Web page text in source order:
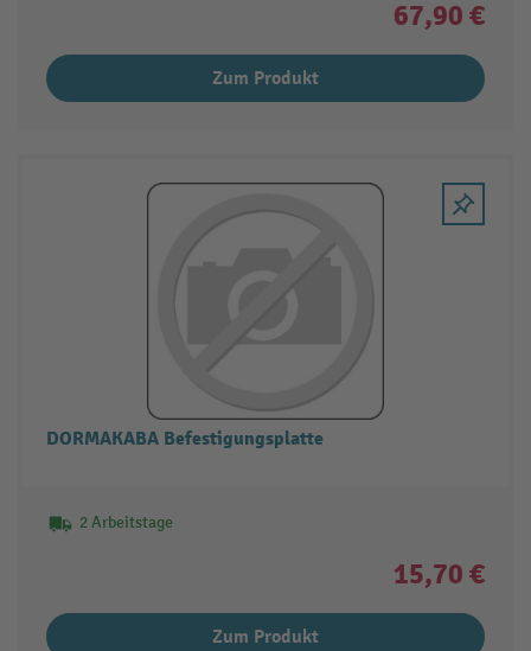
67,90 €
Zum Produkt
DORMAKABA Befestigungsplatte
2 Arbeitstage
15,70 €
Zum Produkt